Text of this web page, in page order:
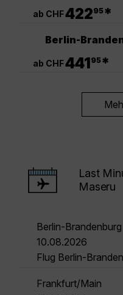
ab CHF42295*
Berlin-
ab CHF44195*
Last
Maseru
Berlin-Brandenburg
10.08.2026
Flug Berlin-
Frankfurt/Main